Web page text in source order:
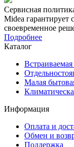
Сервисная
Midea
своевременное
Подробнее
Каталог
Малая
Информация
Оплата и
Обмен и
Поддержка